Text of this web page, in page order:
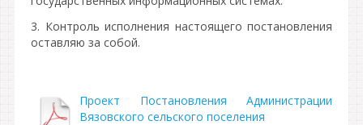
3. Контроль исполнения настоящего постановления
оставляю за собой.
Проект Постановления Администрации
Вязовского сельского поселения